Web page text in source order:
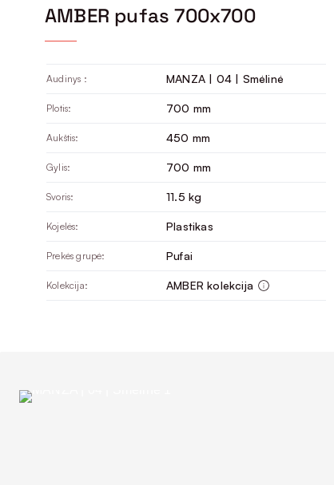
AMBER pufas 700x700
Audinys : MANZA | 04 | Smėlinė
Plotis: 700 mm
Aukštis: 450 mm
Gylis: 700 mm
Svoris: 11.5 kg
Kojelės: Plastikas
Prekės grupė: Pufai
Kolekcija: AMBER kolekcija